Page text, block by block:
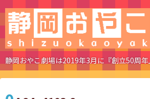
静岡おやこ劇場は2019年3月に『創立50周